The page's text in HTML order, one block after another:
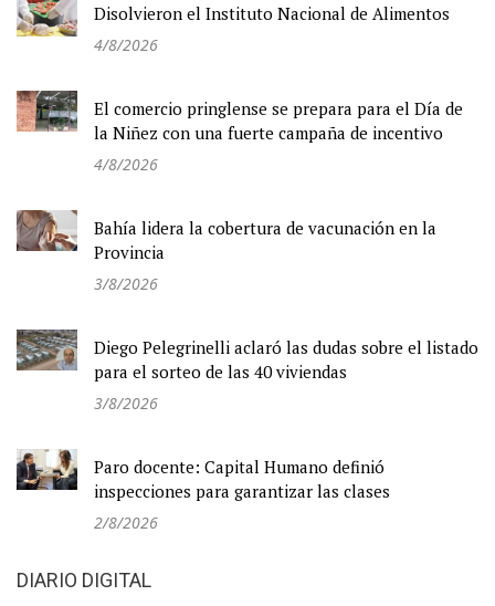
Disolvieron el Instituto Nacional de Alimentos
4/8/2026
El comercio pringlense se prepara para el Día de
la Niñez con una fuerte campaña de incentivo
4/8/2026
Bahía lidera la cobertura de vacunación en la
Provincia
3/8/2026
Diego Pelegrinelli aclaró las dudas sobre el listado
para el sorteo de las 40 viviendas
3/8/2026
Paro docente: Capital Humano definió
inspecciones para garantizar las clases
2/8/2026
DIARIO DIGITAL